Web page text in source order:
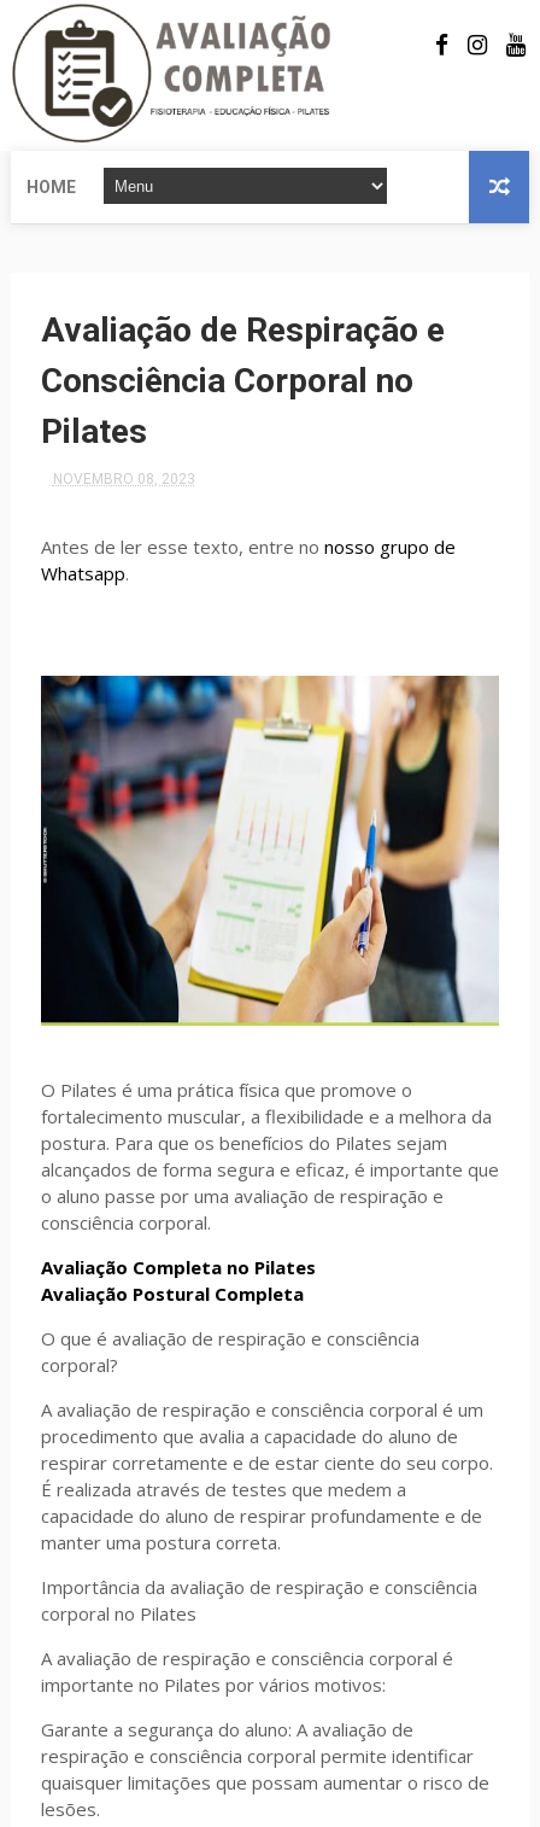
HOME
Avaliação de Respiração e
Consciência Corporal no
Pilates
NOVEMBRO 08, 2023
Antes de ler esse texto, entre no nosso grupo de
Whatsapp.
O Pilates é uma prática física que promove o
fortalecimento muscular, a flexibilidade e a melhora da
postura. Para que os benefícios do Pilates sejam
alcançados de forma segura e eficaz, é importante que
o aluno passe por uma avaliação de respiração e
consciência corporal.
Avaliação Completa no Pilates
Avaliação Postural Completa
O que é avaliação de respiração e consciência
corporal?
A avaliação de respiração e consciência corporal é um
procedimento que avalia a capacidade do aluno de
respirar corretamente e de estar ciente do seu corpo.
É realizada através de testes que medem a
capacidade do aluno de respirar profundamente e de
manter uma postura correta.
Importância da avaliação de respiração e consciência
corporal no Pilates
A avaliação de respiração e consciência corporal é
importante no Pilates por vários motivos:
Garante a segurança do aluno: A avaliação de
respiração e consciência corporal permite identificar
quaisquer limitações que possam aumentar o risco de
lesões.